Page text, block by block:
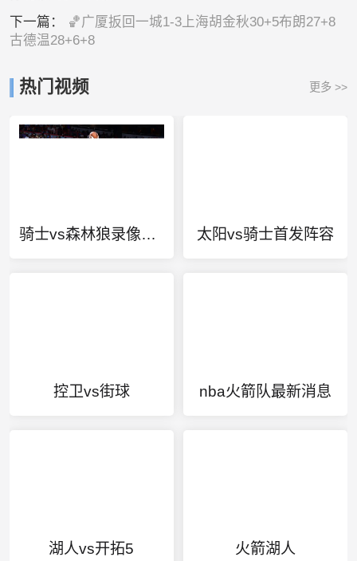
下一篇：
🏀广厦扳回一城1-3上海胡金秋30+5布朗27+8
古德温28+6+8
热门视频 更多 >>
骑士vs森林狼录像回放 太阳vs骑士首发阵容
控卫vs街球 nba火箭队最新消息
湖人vs开拓5 火箭湖人